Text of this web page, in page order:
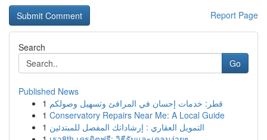
Report Page
Search
Go
Published News
1 قطر: خدمات إحسان في المرافئ وتسهيل وصولكم
1 Conservatory Repairs Near Me: A Local Guide
1 التمويل العقاري : إرشاداتك المفصل للمبتدئين